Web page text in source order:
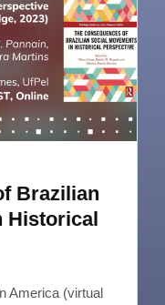
Brazilian
Historical
America (virtual